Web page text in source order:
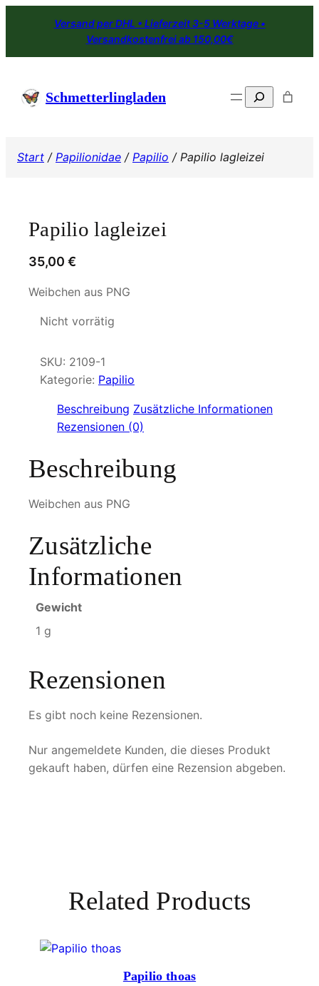
Versand per DHL • Lieferzeit 3-5 Werktage •
Versandkostenfrei ab 150,00€
Schmetterlingladen Search
Start / Papilionidae / Papilio / Papilio lagleizei
Papilio lagleizei
35,00 €
Weibchen aus PNG
Nicht vorrätig
SKU: 2109-1
Kategorie: Papilio
Beschreibung Zusätzliche Informationen
Rezensionen (0)
Beschreibung
Weibchen aus PNG
Zusätzliche
Informationen
Gewicht
1 g
Rezensionen
Es gibt noch keine Rezensionen.
Nur angemeldete Kunden, die dieses Produkt
gekauft haben, dürfen eine Rezension abgeben.
Related Products
Papilio thoas